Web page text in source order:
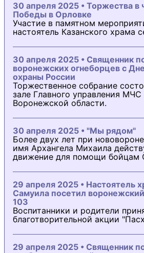
30 апреля 2025 • Торжества в
Победы в Орловке
Участие в памятном
настоятель Казанского храма
30 апреля 2025 • Священник
воронежских огнеборцев с
охраны России
Торжественное собрание
зале Главного управления
Воронежской области.
30 апреля 2025 • "Мы рядом"
Более двух лет при
имя Архангела Михаила
движение для помощи бойцам
29 апреля 2025 • Настоятель
Самуила посетил
103
Воспитанники и родители
благотворительной акции
29 апреля 2025 • Священник